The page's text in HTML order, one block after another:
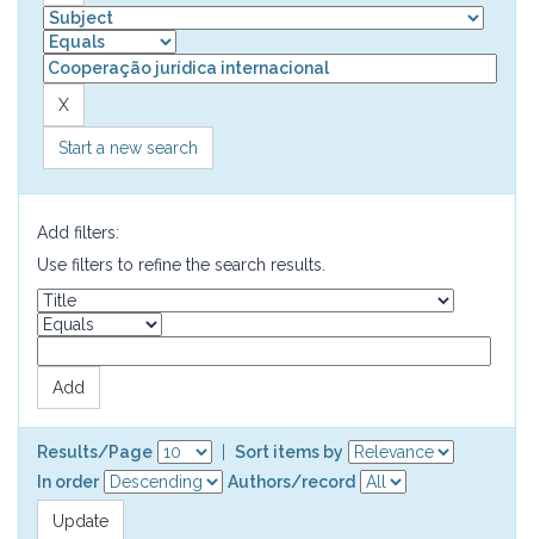
Start a new search
Add filters:
Use filters to refine the search results.
Results/Page
Sort items by
In order
Authors/record